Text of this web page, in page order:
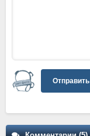
Отправить